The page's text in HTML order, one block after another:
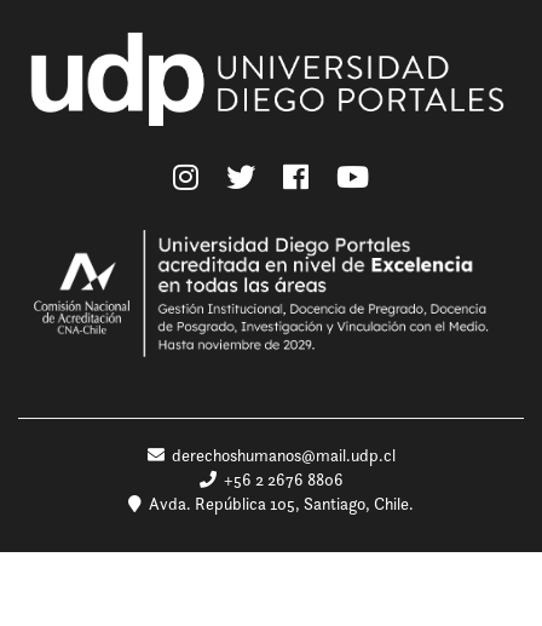
derechoshumanos@mail.udp.cl
+56 2 2676 8806
Avda. República 105, Santiago, Chile.